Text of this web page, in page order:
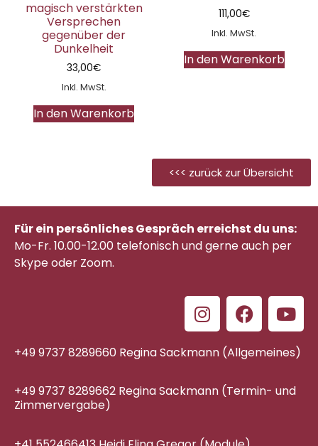
magisch verstärkten
Versprechen
gegenüber der
Dunkelheit
33,00€
Inkl. MwSt.
In den Warenkorb
111,00€
Inkl. MwSt.
In den Warenkorb
<<< zurück zur Übersicht
Für ein persönliches Gespräch erreichst du uns:
Mo-Fr. 10.00-12.00 telefonischund gerne auch per
Skype oder Zoom.
+49 9737 8289660 Regina Sackmann (Allgemeines)
+49 9737 8289662 Regina Sackmann (Termin- und
Zimmervergabe)